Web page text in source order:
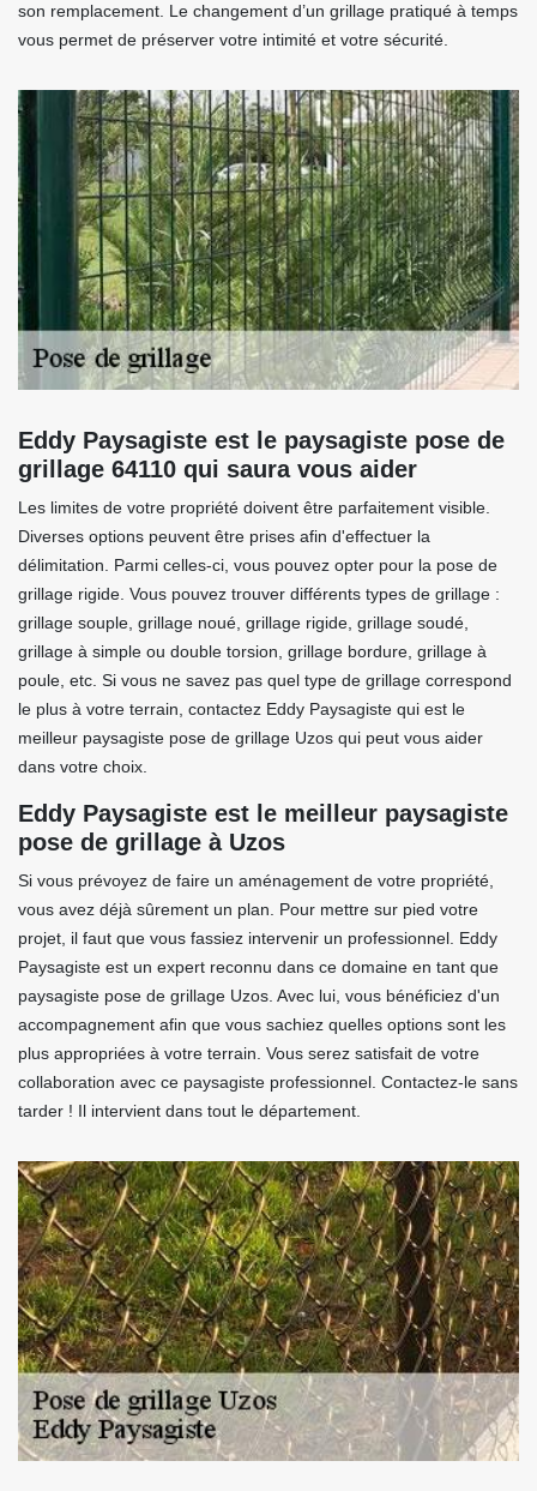
son remplacement. Le changement d’un grillage pratiqué à temps
vous permet de préserver votre intimité et votre sécurité.
Eddy Paysagiste est le paysagiste pose de
grillage 64110 qui saura vous aider
Les limites de votre propriété doivent être parfaitement visible.
Diverses options peuvent être prises afin d'effectuer la
délimitation. Parmi celles-ci, vous pouvez opter pour la pose de
grillage rigide. Vous pouvez trouver différents types de grillage :
grillage souple, grillage noué, grillage rigide, grillage soudé,
grillage à simple ou double torsion, grillage bordure, grillage à
poule, etc. Si vous ne savez pas quel type de grillage correspond
le plus à votre terrain, contactez Eddy Paysagiste qui est le
meilleur paysagiste pose de grillage Uzos qui peut vous aider
dans votre choix.
Eddy Paysagiste est le meilleur paysagiste
pose de grillage à Uzos
Si vous prévoyez de faire un aménagement de votre propriété,
vous avez déjà sûrement un plan. Pour mettre sur pied votre
projet, il faut que vous fassiez intervenir un professionnel. Eddy
Paysagiste est un expert reconnu dans ce domaine en tant que
paysagiste pose de grillage Uzos. Avec lui, vous bénéficiez d'un
accompagnement afin que vous sachiez quelles options sont les
plus appropriées à votre terrain. Vous serez satisfait de votre
collaboration avec ce paysagiste professionnel. Contactez-le sans
tarder ! Il intervient dans tout le département.